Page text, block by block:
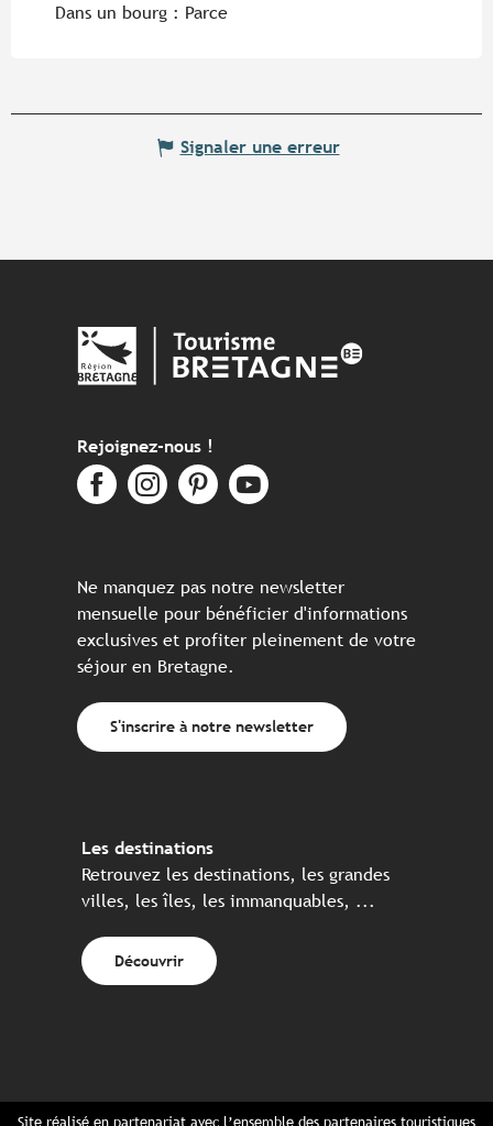
Dans un bourg : Parce
Signaler une erreur
Rejoignez-nous !
Ne manquez pas notre newsletter
mensuelle pour bénéficier d'informations
exclusives et profiter pleinement de votre
séjour en Bretagne.
S'inscrire à notre newsletter
Les destinations
Retrouvez les destinations, les grandes
villes, les îles, les immanquables, ...
Découvrir
Site réalisé en partenariat avec l’ensemble des partenaires touristiques